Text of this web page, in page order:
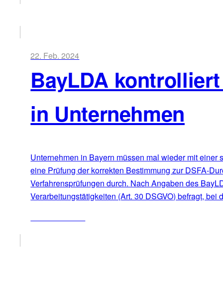
22. Feb. 2024
BayLDA
in Unternehmen
Unternehmen in Bayern müssen mal wieder mit
eine Prüfung der korrekten Bestimmung zur DSFA-
Verfahrensprüfungen durch. Nach Angaben des
Verarbeitungstätigkeiten (Art. 30 DSGVO) befragt,